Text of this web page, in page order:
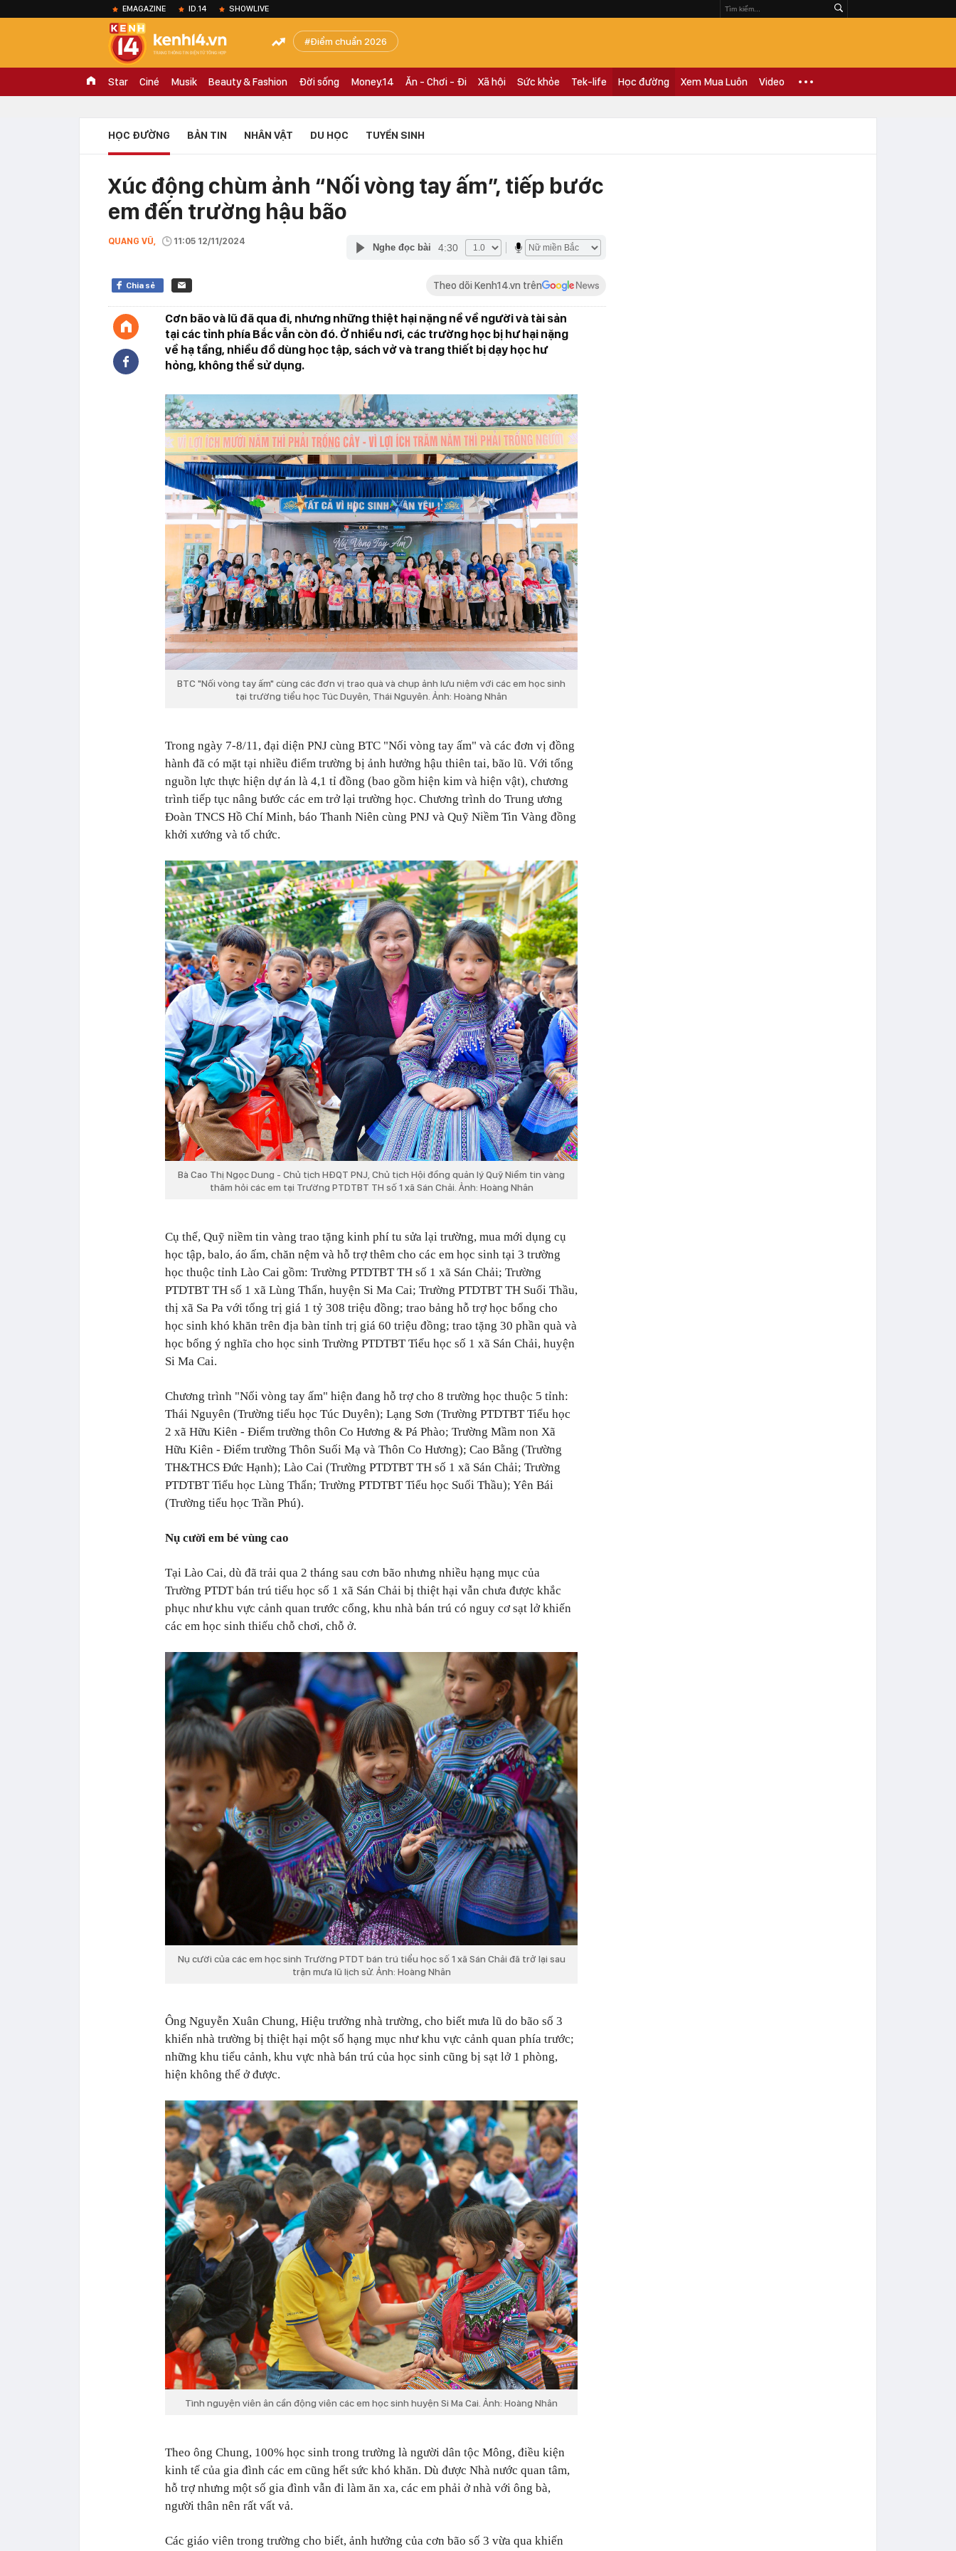
EMAGAZINE ID.14 SHOWLIVE
Điểm chuẩn 2026
Star Ciné Musik Beauty & Fashion Đời sống Money.14 Ăn - Chơi - Đi Xã hội Sức khỏe Tek-life Học đường Xem Mua Luôn Video
HỌC ĐƯỜNG BẢN TIN NHÂN VẬT DU HỌC TUYỂN SINH
Xúc động chùm ảnh “Nối vòng tay ấm”, tiếp bước
em đến trường hậu bão
QUANG VŨ, 11:05 12/11/2024
Nghe đọc bài 4:30
Chia sẻ Theo dõi Kenh14.vn trên
Cơn bão và lũ đã qua đi, nhưng những thiệt hại nặng nề về người và tài sản
tại các tỉnh phía Bắc vẫn còn đó. Ở nhiều nơi, các trường học bị hư hại nặng
về hạ tầng, nhiều đồ dùng học tập, sách vở và trang thiết bị dạy học hư
hỏng, không thể sử dụng.
BTC "Nối vòng tay ấm" cùng các đơn vị trao quà và chụp ảnh lưu niệm với các em học sinh
tại trường tiểu học Túc Duyên, Thái Nguyên. Ảnh: Hoàng Nhân
Trong ngày 7-8/11, đại diện PNJ cùng BTC "Nối vòng tay ấm" và các đơn vị đồng
hành đã có mặt tại nhiều điểm trường bị ảnh hưởng hậu thiên tai, bão lũ. Với tổng
nguồn lực thực hiện dự án là 4,1 tỉ đồng (bao gồm hiện kim và hiện vật), chương
trình tiếp tục nâng bước các em trở lại trường học. Chương trình do Trung ương
Đoàn TNCS Hồ Chí Minh, báo Thanh Niên cùng PNJ và Quỹ Niềm Tin Vàng đồng
khởi xướng và tổ chức.
Bà Cao Thị Ngọc Dung - Chủ tịch HĐQT PNJ, Chủ tịch Hội đồng quản lý Quỹ Niềm tin vàng
thăm hỏi các em tại Trường PTDTBT TH số 1 xã Sán Chải. Ảnh: Hoàng Nhân
Cụ thể, Quỹ niềm tin vàng trao tặng kinh phí tu sửa lại trường, mua mới dụng cụ
học tập, balo, áo ấm, chăn nệm và hỗ trợ thêm cho các em học sinh tại 3 trường
học thuộc tỉnh Lào Cai gồm: Trường PTDTBT TH số 1 xã Sán Chải; Trường
PTDTBT TH số 1 xã Lùng Thẩn, huyện Si Ma Cai; Trường PTDTBT TH Suối Thầu,
thị xã Sa Pa với tổng trị giá 1 tỷ 308 triệu đồng; trao bảng hỗ trợ học bổng cho
học sinh khó khăn trên địa bàn tỉnh trị giá 60 triệu đồng; trao tặng 30 phần quà và
học bổng ý nghĩa cho học sinh Trường PTDTBT Tiểu học số 1 xã Sán Chải, huyện
Si Ma Cai.
Chương trình "Nối vòng tay ấm" hiện đang hỗ trợ cho 8 trường học thuộc 5 tỉnh:
Thái Nguyên (Trường tiểu học Túc Duyên); Lạng Sơn (Trường PTDTBT Tiểu học
2 xã Hữu Kiên - Điểm trường thôn Co Hương & Pá Phào; Trường Mầm non Xã
Hữu Kiên - Điểm trường Thôn Suối Mạ và Thôn Co Hương); Cao Bằng (Trường
TH&THCS Đức Hạnh); Lào Cai (Trường PTDTBT TH số 1 xã Sán Chải; Trường
PTDTBT Tiểu học Lùng Thẩn; Trường PTDTBT Tiểu học Suối Thầu); Yên Bái
(Trường tiểu học Trần Phú).
Nụ cười em bé vùng cao
Tại Lào Cai, dù đã trải qua 2 tháng sau cơn bão nhưng nhiều hạng mục của
Trường PTDT bán trú tiểu học số 1 xã Sán Chải bị thiệt hại vẫn chưa được khắc
phục như khu vực cảnh quan trước cổng, khu nhà bán trú có nguy cơ sạt lở khiến
các em học sinh thiếu chỗ chơi, chỗ ở.
Nụ cười của các em học sinh Trường PTDT bán trú tiểu học số 1 xã Sán Chải đã trở lại sau
trận mưa lũ lịch sử. Ảnh: Hoàng Nhân
Ông Nguyễn Xuân Chung, Hiệu trưởng nhà trường, cho biết mưa lũ do bão số 3
khiến nhà trường bị thiệt hại một số hạng mục như khu vực cảnh quan phía trước;
những khu tiểu cảnh, khu vực nhà bán trú của học sinh cũng bị sạt lở 1 phòng,
hiện không thể ở được.
Tình nguyện viên ân cần động viên các em học sinh huyện Si Ma Cai. Ảnh: Hoàng Nhân
Theo ông Chung, 100% học sinh trong trường là người dân tộc Mông, điều kiện
kinh tế của gia đình các em cũng hết sức khó khăn. Dù được Nhà nước quan tâm,
hỗ trợ nhưng một số gia đình vẫn đi làm ăn xa, các em phải ở nhà với ông bà,
người thân nên rất vất vả.
Các giáo viên trong trường cho biết, ảnh hưởng của cơn bão số 3 vừa qua khiến